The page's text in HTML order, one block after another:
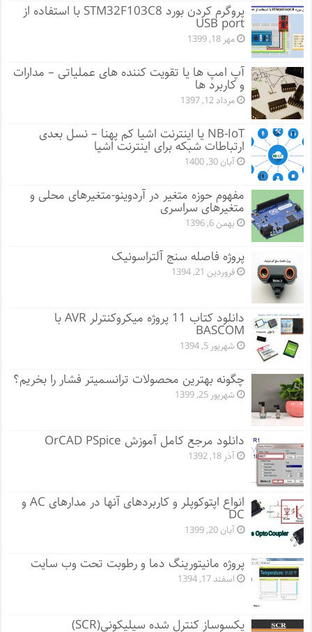
پروگرم کردن بورد STM32F103C8 با استفاده از
USB port
مهر 18, 1399
آپ امپ ها یا تقویت کننده های عملیاتی – مدارات
و کاربرد ها
مرداد 12, 1397
NB-IoT یا اینترنت اشیا کم پهنا – نسل بعدی
ارتباطات شبکه برای اینترنت اشیا
آبان 30, 1400
مفهوم حوزه متغیر در آردوینو-متغیرهای محلی و
متغیرهای سراسری
بهمن 6, 1396
پروژه فاصله سنج آلتراسونیک
فروردین 21, 1394
دانلود کتاب 11 پروژه میکروکنترلر AVR با
BASCOM
شهریور 5, 1394
چگونه بهترین محصولات ترانسمیتر فشار را بخریم؟
شهریور 25, 1399
دانلود مرجع کامل آموزش OrCAD PSpice
آذر 18, 1392
انواع اپتوکوپلر و کاربردهای آنها در مدارهای AC و
DC
آبان 20, 1399
پروژه مانيتورينگ دما و رطوبت تحت وب سایت
اسفند 17, 1394
یکسوساز کنترل شده سیلیکونی(SCR)